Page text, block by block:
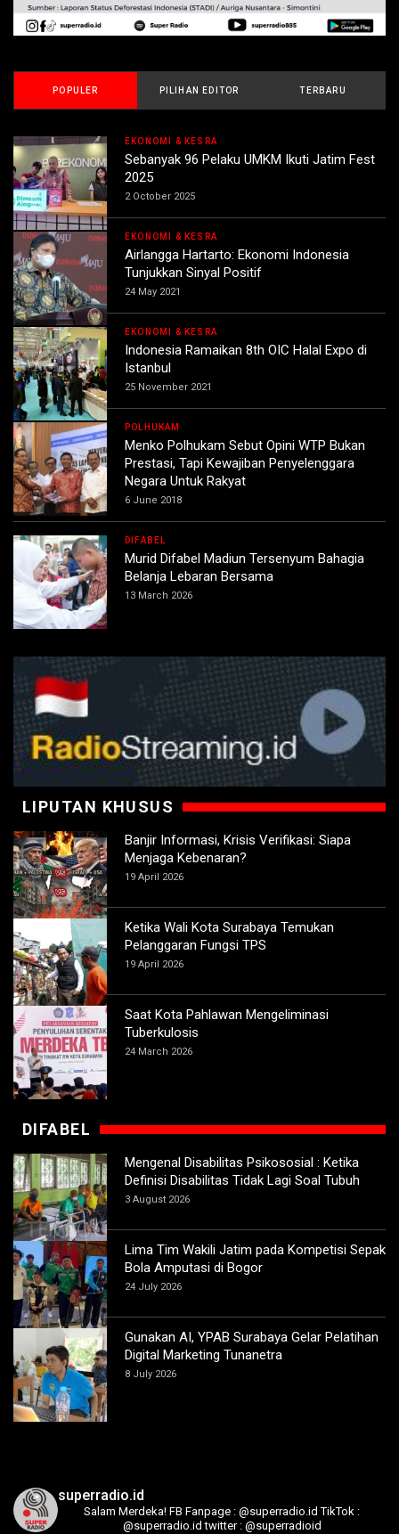
POPULER PILIHAN EDITOR TERBARU
EKONOMI & KESRA
Sebanyak 96 Pelaku UMKM Ikuti Jatim Fest
2025
2 October 2025
EKONOMI & KESRA
Airlangga Hartarto: Ekonomi Indonesia
Tunjukkan Sinyal Positif
24 May 2021
EKONOMI & KESRA
Indonesia Ramaikan 8th OIC Halal Expo di
Istanbul
25 November 2021
POLHUKAM
Menko Polhukam Sebut Opini WTP Bukan
Prestasi, Tapi Kewajiban Penyelenggara
Negara Untuk Rakyat
6 June 2018
DIFABEL
Murid Difabel Madiun Tersenyum Bahagia
Belanja Lebaran Bersama
13 March 2026
LIPUTAN KHUSUS
Banjir Informasi, Krisis Verifikasi: Siapa
Menjaga Kebenaran?
19 April 2026
Ketika Wali Kota Surabaya Temukan
Pelanggaran Fungsi TPS
19 April 2026
Saat Kota Pahlawan Mengeliminasi
Tuberkulosis
24 March 2026
DIFABEL
Mengenal Disabilitas Psikososial : Ketika
Definisi Disabilitas Tidak Lagi Soal Tubuh
3 August 2026
Lima Tim Wakili Jatim pada Kompetisi Sepak
Bola Amputasi di Bogor
24 July 2026
Gunakan AI, YPAB Surabaya Gelar Pelatihan
Digital Marketing Tunanetra
8 July 2026
superradio.id
Salam Merdeka! FB Fanpage : @superradio.id TikTok :
@superradio.id twitter : @superradioid